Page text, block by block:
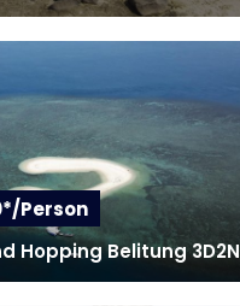
Person
Hopping Belitung 3D2N